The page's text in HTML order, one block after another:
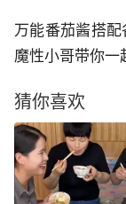
万能番茄酱搭配
魔性小哥带你一
猜你喜欢